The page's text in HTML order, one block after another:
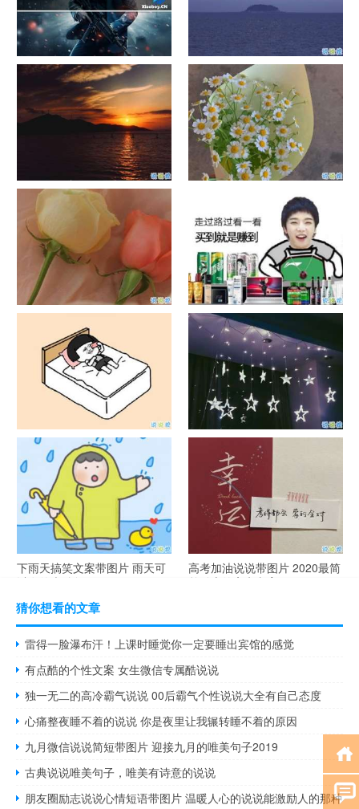
单目摄像头与双目摄像头
晚安励志语录带图片 晚安心语
励志鸡汤
日出文案温柔句子 看日出的微
信说说配图
晒风景照的唯美说说配图 适合
发风景的朋友圈文案
官宣恋爱的说说配图 官宣句子
抖音摆地摊文案 摆地摊的搞笑
说说带图片
谐音梗土味情话大全带图片 油
腻搞笑的土味情话
很酷的霸气句子带图片 最新霸
气说说高冷范
下雨天搞笑文案带图片 雨天可
以发的幽默句子
高考加油说说带图片 2020最简
单励志的高考文案
猜你想看的文章
雷得一脸瀑布汗！上课时睡觉你一定要睡出宾馆的感觉
有点酷的个性文案 女生微信专属酷说说
独一无二的高冷霸气说说 00后霸气个性说说大全有自己态度
心痛整夜睡不着的说说 你是夜里让我辗转睡不着的原因
九月微信说说简短带图片 迎接九月的唯美句子2019
古典说说唯美句子，唯美有诗意的说说
朋友圈励志说说心情短语带图片 温暖人心的说说能激励人的那种